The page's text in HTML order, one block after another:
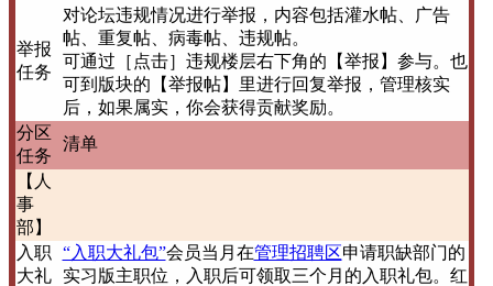
举报
任务
对论坛违规情况进行举报，内容包括灌水帖、广告
帖、重复帖、病毒帖、违规帖。
可通过［点击］违规楼层右下角的【举报】参与。也
可到版块的【举报帖】里进行回复举报，管理核实
后，如果属实，你会获得贡献奖励。
分区
任务
清单
【人
事
部】
入职
大礼
“入职大礼包”会员当月在管理招聘区申请职缺部门的
实习版主职位，入职后可领取三个月的入职礼包。红